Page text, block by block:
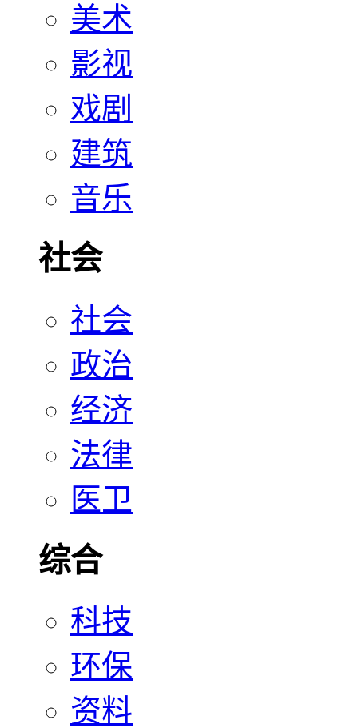
美术
影视
戏剧
建筑
音乐
社会
社会
政治
经济
法律
医卫
综合
科技
环保
资料